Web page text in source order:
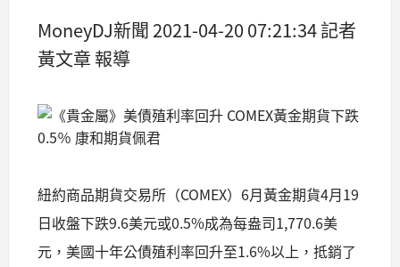
MoneyDJ新聞 2021-04-20 07:21:34 記者
黃文章 報導
紐約商品期貨交易所（COMEX）6月黃金期貨4月19
日收盤下跌9.6美元或0.5%成為每盎司1,770.6美
元，美國十年公債殖利率回升至1.6%以上，抵銷了